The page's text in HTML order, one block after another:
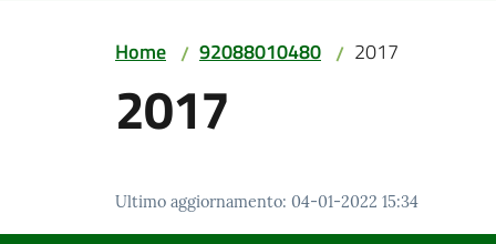
Home / 92088010480 / 2017
2017
Ultimo aggiornamento: 04-01-2022 15:34